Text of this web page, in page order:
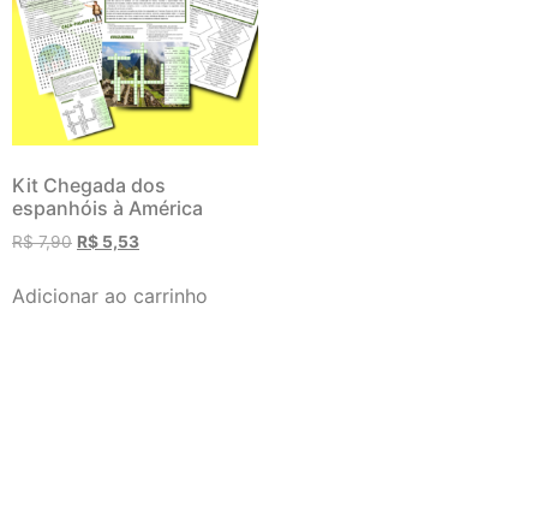
Kit Chegada dos
espanhóis à América
R$7,90 R$ 5,53
Adicionar ao carrinho